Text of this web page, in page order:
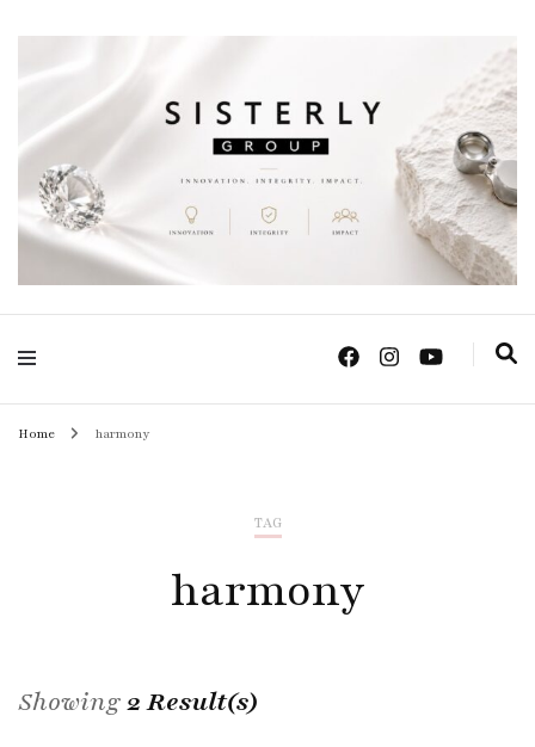
Sisterly Group
Thailand
Positive Power Jewelry แหวนแต่งงาน เครื่องประดับผู้หญิง จิวเวลรี จันทบุรี
Home harmony
TAG
harmony
Showing2 Result(s)